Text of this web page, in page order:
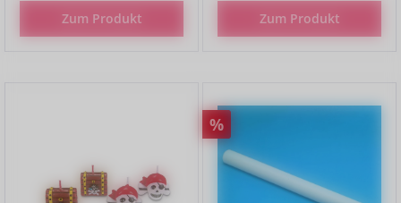
Zum Produkt Zum Produkt
Rabatt
%